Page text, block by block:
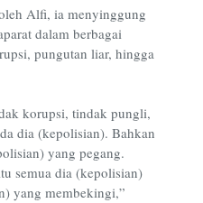
Alfi, ia menyinggung
dalam berbagai
pungutan liar, hingga
korupsi, tindak pungli,
dia (kepolisian). Bahkan
yang pegang.
semua dia (kepolisian)
yang membekingi,”